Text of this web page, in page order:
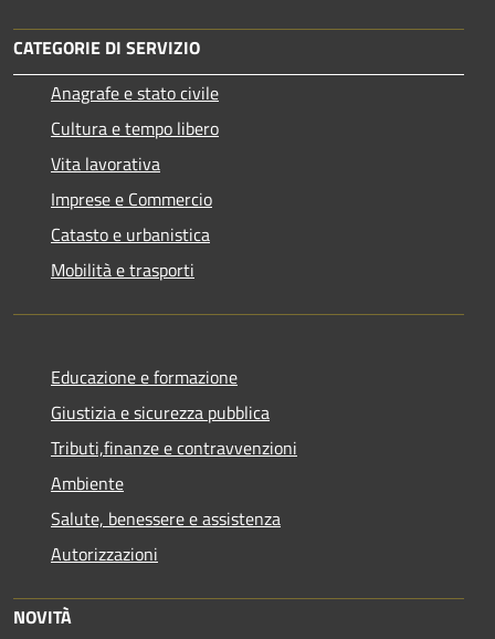
CATEGORIE DI SERVIZIO
Anagrafe e stato civile
Cultura e tempo libero
Vita lavorativa
Imprese e Commercio
Catasto e urbanistica
Mobilità e trasporti
Educazione e formazione
Giustizia e sicurezza pubblica
Tributi,finanze e contravvenzioni
Ambiente
Salute, benessere e assistenza
Autorizzazioni
NOVITÀ